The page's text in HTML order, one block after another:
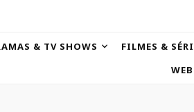
& TV SHOWS FILMES &